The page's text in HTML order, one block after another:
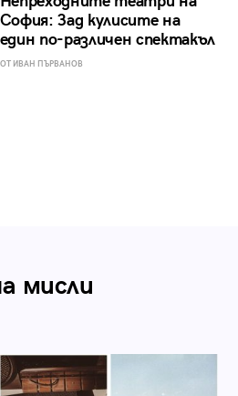
София: Зад кулисите на
един по-различен спектакъл
ОТ ИВАН ПЪРВАНОВ
мисли